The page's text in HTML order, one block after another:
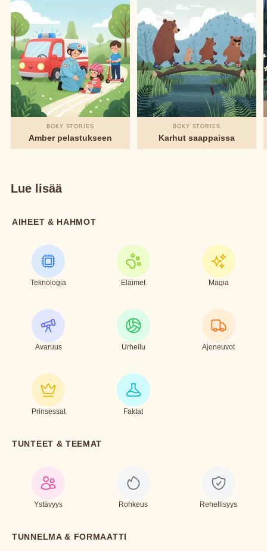
BOKY STORIES
Amber pelastukseen
BOKY STORIES
Karhut saappaissa
Lue lisää
AIHEET & HAHMOT
Teknologia Eläimet Magia
Avaruus Urheilu Ajoneuvot
Prinsessat Faktat
TUNTEET & TEEMAT
Ystävyys Rohkeus Rehellisyys
TUNNELMA & FORMAATTI